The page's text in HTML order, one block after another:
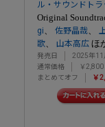
ル・サウンドトラ
Original
gi
佐野晶哉
歌
山本高広 ほ
発売日
2025年11
通常価格
￥2,800
まとめてオフ
￥